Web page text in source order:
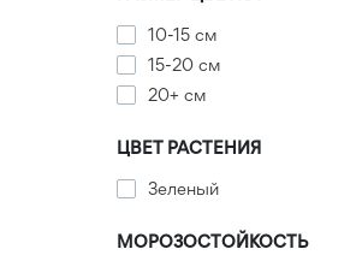
Оксалис
Такка
Хлидантус
Хохлатка
Иксия
Эукомис
10-15 см
15-20 см
20+ см
ЦВЕТ РАСТЕНИЯ
Зеленый
МОРОЗОСТОЙКОСТЬ